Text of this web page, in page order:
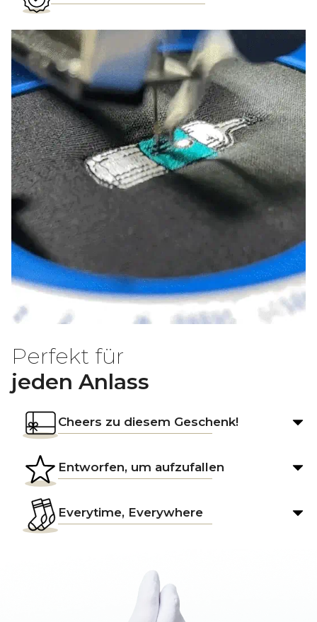
Perfekt für
jeden Anlass
Cheers zu diesem Geschenk!
Entworfen, um aufzufallen
Everytime, Everywhere